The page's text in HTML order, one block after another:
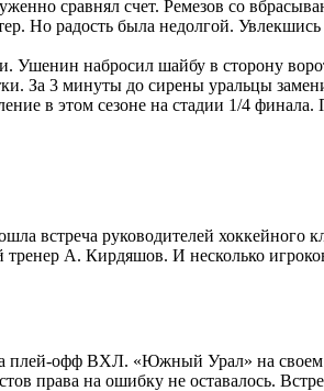
сравнял счет. Ремезов со
Но радость была недолгой.
Ушенин набросил шайбу в сторону
За 3 минуты до сирены уральцы
в этом сезоне на стадии 1/4
встреча руководителей
А. Кирдяшов. И несколько
офф ВХЛ. «Южный Урал» на
права на ошибку не оставалось.